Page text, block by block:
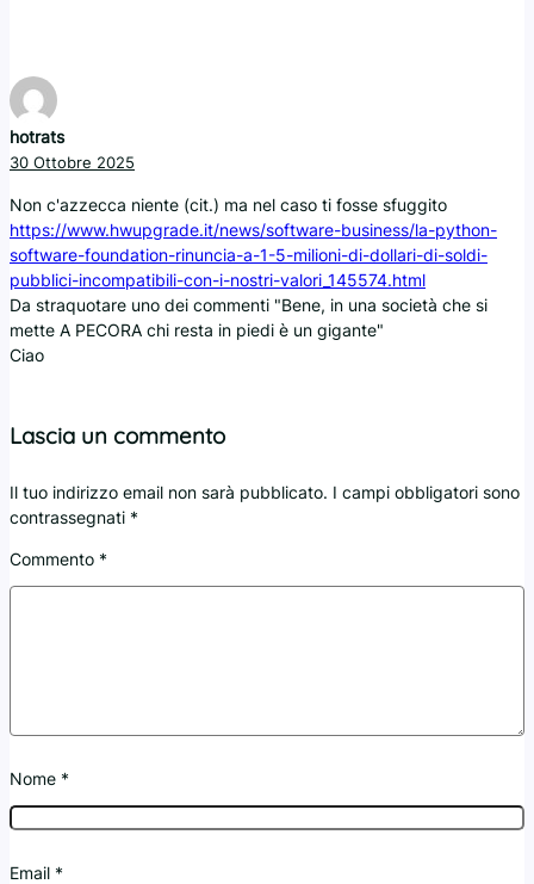
hotrats
30 Ottobre 2025
Non c'azzecca niente (cit.) ma nel caso ti fosse sfuggito
https://www.hwupgrade.it/news/software-business/la-python-
software-foundation-rinuncia-a-1-5-milioni-di-dollari-di-soldi-
pubblici-incompatibili-con-i-nostri-valori_145574.html
Da straquotare uno dei commenti "Bene, in una società che si
mette A PECORA chi resta in piedi è un gigante"
Ciao
Lascia un commento
Il tuo indirizzo email non sarà pubblicato. I campi obbligatori sono
contrassegnati *
Commento *
Nome *
Email *